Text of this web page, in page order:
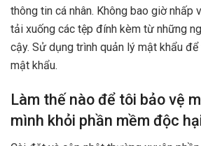
thông tin cá nhân. Không bao giờ nhấp
tải xuống các tệp đính kèm từ những
cậy. Sử dụng trình quản lý mật khẩu
mật khẩu.
Làm thế nào để tôi bảo vệ
mình khỏi phần mềm độc